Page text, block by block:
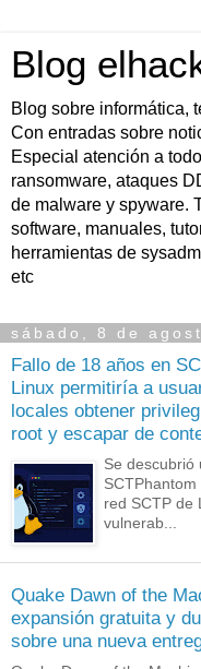
Blog
Blog sobre informática,
Con entradas sobre
Especial atención a
ransomware, ataques
de malware y spyware.
software, manuales,
herramientas de
etc
sábado, 8 de
Fallo de 18 años en
Linux permitiría a
locales obtener
root y escapar de
Se descubrió
red SCTP de
vulnerab...
Quake Dawn of the
expansión gratuita y
sobre una nueva